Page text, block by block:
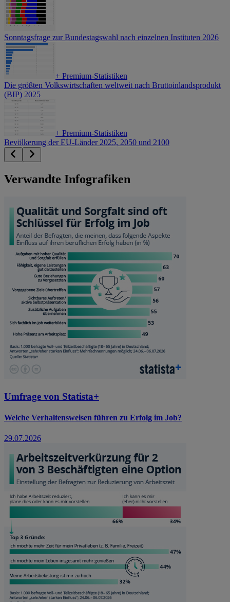
Sonntagsfrage zur Bundestagswahl nach einzelnen Instituten 2026
+ Premium-Statistiken
Die größten Volkswirtschaften weltweit nach Bruttoinlandsprodukt
(BIP) 2025
+ Premium-Statistiken
Bevölkerung der EU-Länder 2025, 2050 und 2100
Verwandte Infografiken
Umfrage von Statista+
Welche Verhaltensweisen führen zu Erfolg im Job?
29.07.2026